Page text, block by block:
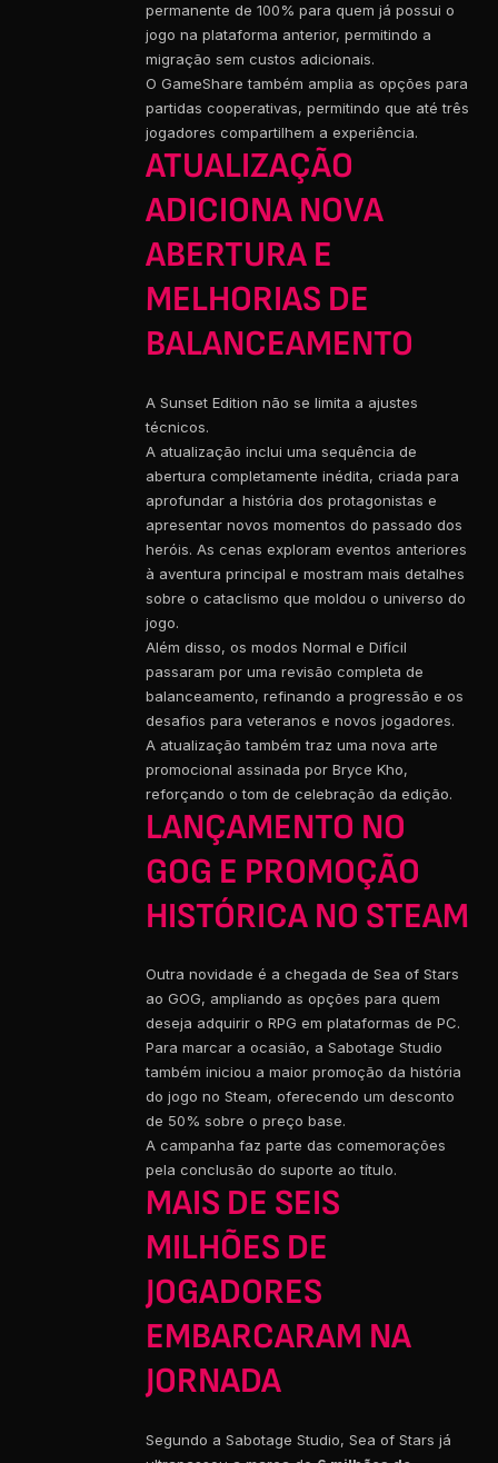
permanente de 100% para quem já possui o
jogo na plataforma anterior, permitindo a
migração sem custos adicionais.
O GameShare também amplia as opções para
partidas cooperativas, permitindo que até três
jogadores compartilhem a experiência.
ATUALIZAÇÃO
ADICIONA NOVA
ABERTURA E
MELHORIAS DE
BALANCEAMENTO
A Sunset Edition não se limita a ajustes
técnicos.
A atualização inclui uma sequência de
abertura completamente inédita, criada para
aprofundar a história dos protagonistas e
apresentar novos momentos do passado dos
heróis. As cenas exploram eventos anteriores
à aventura principal e mostram mais detalhes
sobre o cataclismo que moldou o universo do
jogo.
Além disso, os modos Normal e Difícil
passaram por uma revisão completa de
balanceamento, refinando a progressão e os
desafios para veteranos e novos jogadores.
A atualização também traz uma nova arte
promocional assinada por Bryce Kho,
reforçando o tom de celebração da edição.
LANÇAMENTO NO
GOG E PROMOÇÃO
HISTÓRICA NO STEAM
Outra novidade é a chegada de Sea of Stars
ao GOG, ampliando as opções para quem
deseja adquirir o RPG em plataformas de PC.
Para marcar a ocasião, a Sabotage Studio
também iniciou a maior promoção da história
do jogo no Steam, oferecendo um desconto
de 50% sobre o preço base.
A campanha faz parte das comemorações
pela conclusão do suporte ao título.
MAIS DE SEIS
MILHÕES DE
JOGADORES
EMBARCARAM NA
JORNADA
Segundo a Sabotage Studio, Sea of Stars já